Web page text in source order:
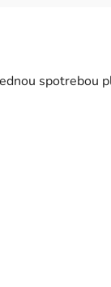
spotrebou